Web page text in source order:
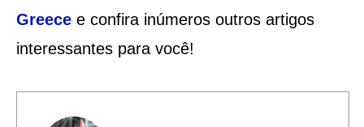
Greecee confira inúmeros outros artigos
interessantes para você!